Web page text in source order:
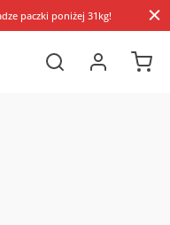
paczki poniżej 31kg!